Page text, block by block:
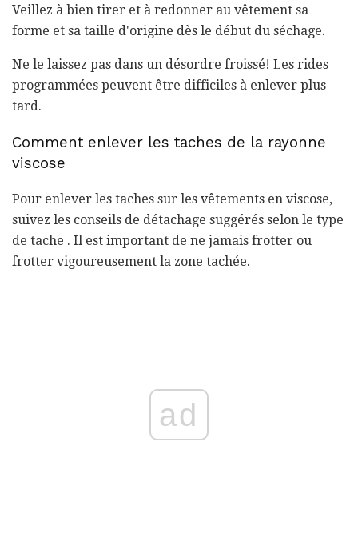
Veillez à bien tirer et à redonner au vêtement sa
forme et sa taille d'origine dès le début du séchage.
Ne le laissez pas dans un désordre froissé! Les rides
programmées peuvent être difficiles à enlever plus
tard.
Comment enlever les taches de la rayonne
viscose
Pour enlever les taches sur les vêtements en viscose,
suivez les conseils de détachage suggérés selon le type
de tache . Il est important de ne jamais frotter ou
frotter vigoureusement la zone tachée.
ad